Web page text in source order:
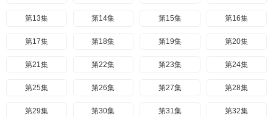
第13集 第14集 第15集 第16集
第17集 第18集 第19集 第20集
第21集 第22集 第23集 第24集
第25集 第26集 第27集 第28集
第29集 第30集 第31集 第32集